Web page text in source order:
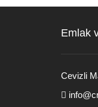
Emlak
Cevizli